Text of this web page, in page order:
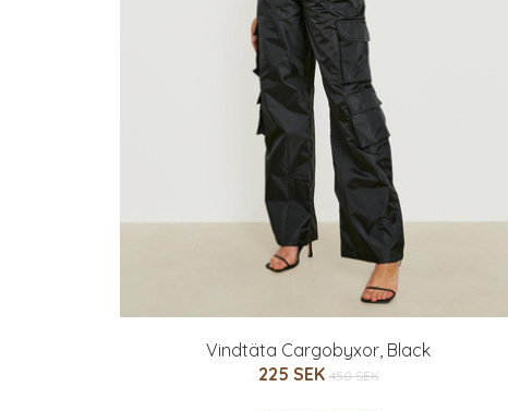
Vindtäta Cargobyxor, Black
225 SEK 450 SEK